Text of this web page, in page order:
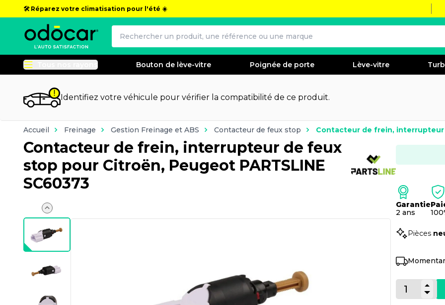
🛠️ Réparez votre climatisation pour l'été ☀️
Tous nos rayons Bouton de lève-vitre Poignée de porte Lève-vitre
Identifiez votre véhicule pour vérifier la compatibilité de ce produit.
Accueil Freinage Gestion Freinage et ABS Contacteur de feux stop Contacteur de frein, interrupteur
Contacteur de frein, interrupteur de feux
stop pour Citroën, Peugeot PARTSLINE
SC60373
Garantie
2 ans
Pièces